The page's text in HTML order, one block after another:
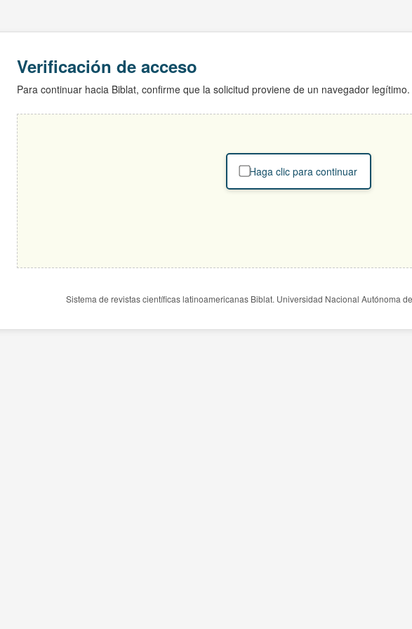
Verificación de acceso
Para continuar hacia Biblat, confirme que la solicitud proviene de un navegador legítimo.
Haga clic para continuar
Sistema de revistas científicas latinoamericanas Biblat. Universidad Nacional Autónoma